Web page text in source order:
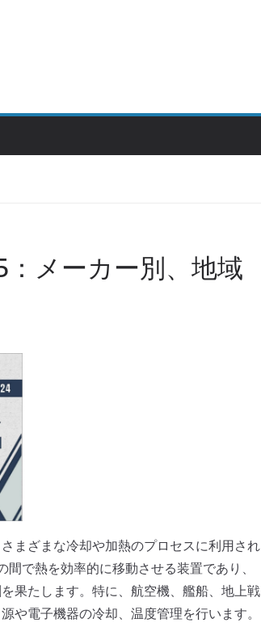
メーカー別、地域
まざまな冷却や加熱のプロセスに利用され
で熱を効率的に移動させる装置であり、
果たします。特に、航空機、艦船、地上戦
や電子機器の冷却、温度管理を行います。